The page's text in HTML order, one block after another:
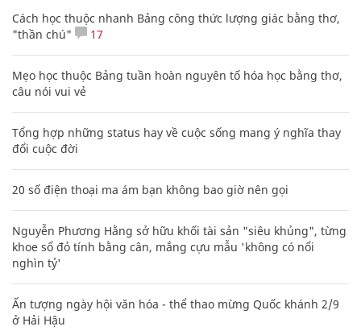
Cách học thuộc nhanh Bảng công thức lượng giác bằng thơ,
"thần chú"
17
Mẹo học thuộc Bảng tuần hoàn nguyên tố hóa học bằng thơ,
câu nói vui vẻ
Tổng hợp những status hay về cuộc sống mang ý nghĩa thay
đổi cuộc đời
20 số điện thoại ma ám bạn không bao giờ nên gọi
Nguyễn Phương Hằng sở hữu khối tài sản "siêu khủng", từng
khoe sổ đỏ tính bằng cân, mắng cựu mẫu 'không có nổi
nghìn tỷ'
Ấn tượng ngày hội văn hóa - thể thao mừng Quốc khánh 2/9
ở Hải Hậu